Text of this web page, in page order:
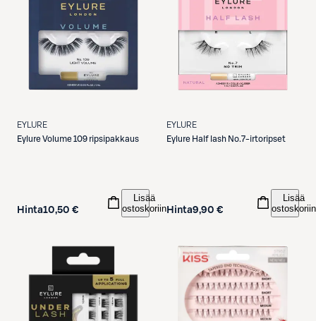
EYLURE
EylureVolume 109 ripsipakkaus
Hinta10,50 €
Lisää
ostoskoriin
EYLURE
Eylure Half lash No.7-irtoripset
Hinta9,90 €
Lisää
ostoskoriin